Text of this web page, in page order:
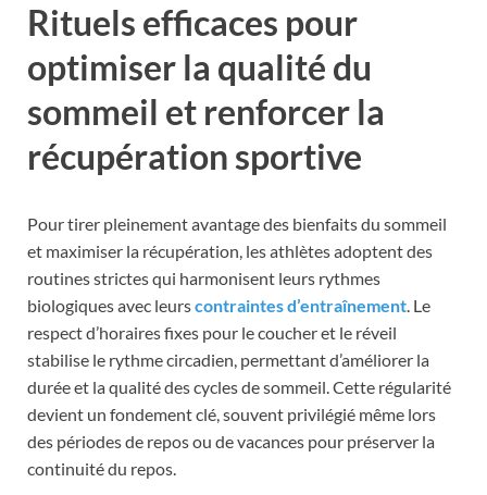
Rituels efficaces pour
optimiser la qualité du
sommeil et renforcer la
récupération sportive
Pour tirer pleinement avantage des bienfaits du sommeil
et maximiser la récupération, les athlètes adoptent des
routines strictes qui harmonisent leurs rythmes
biologiques avec leurscontraintes d’entraînement. Le
respect d’horaires fixes pour le coucher et le réveil
stabilise le rythme circadien, permettant d’améliorer la
durée et la qualité des cycles de sommeil. Cette régularité
devient un fondement clé, souvent privilégié même lors
des périodes de repos ou de vacances pour préserver la
continuité du repos.